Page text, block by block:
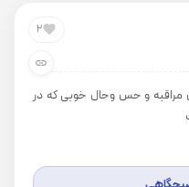
2
مراقبه و حس وحال خوبی که در